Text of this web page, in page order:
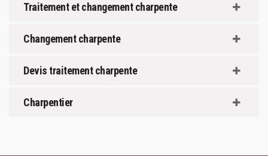
Traitement et changement charpente
Changement charpente
Devis traitement charpente
Charpentier